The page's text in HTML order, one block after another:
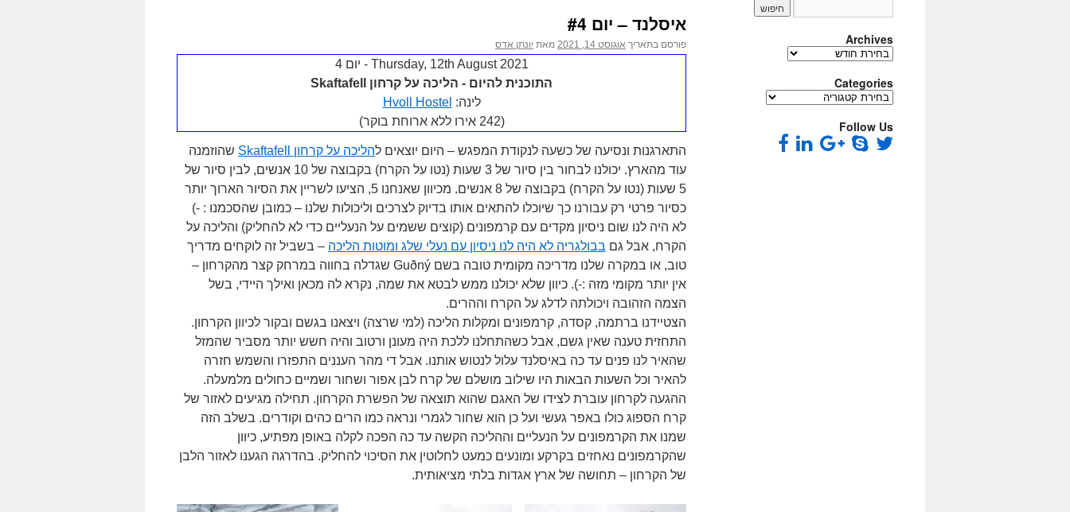
איסלנד – יום #4
פורסם בתאריך אוגוסט 14, 2021 מאת יונתן אדס
Thursday, 12th August 2021 - יום 4
התוכנית להיום - הליכה על קרחון Skaftafell
לינה: Hvoll Hostel
(242 אירו ללא ארוחת בוקר)
התארגנות ונסיעה של כשעה לנקודת המפגש – היום יוצאים להליכה על קרחון Skaftafell
שהוזמנה
עוד מהארץ. יכולנו לבחור בין סיור של 3 שעות (נטו על הקרח) בקבוצה של 10 אנשים, לבין סיור של
5 שעות (נטו על הקרח) בקבוצה של 8 אנשים. מכיוון שאנחנו 5, הציעו לשריין את הסיור הארוך יותר
כסיור פרטי רק עבורנו כך שיוכלו להתאים אותו בדיוק לצרכים וליכולות שלנו – כמובן שהסכמנו : -)
לא היה לנו שום ניסיון מקדים עם קרמפונים (קוצים ששמים על הנעליים כדי לא להחליק) והליכה על
הקרח, אבל גם בבולגריה לא היה לנו ניסיון עם נעלי שלג ומוטות הליכה – בשביל זה לוקחים מדריך
טוב, או במקרה שלנו מדריכה מקומית טובה בשם Guðný שגדלה בחווה במרחק קצר מהקרחון –
אין יותר מקומי מזה :-). כיוון שלא יכולנו ממש לבטא את שמה, נקרא לה מכאן ואילך היידי, בשל
הצמה הזהובה ויכולתה לדלג על הקרח וההרים.
הצטיידנו ברתמה, קסדה, קרמפונים ומקלות הליכה (למי שרצה) ויצאנו בגשם ובקור לכיוון הקרחון.
התחזית טענה שאין גשם, אבל כשהתחלנו ללכת היה מעונן ורטוב והיה חשש יותר מסביר שהמזל
שהאיר לנו פנים עד כה באיסלנד עלול לנטוש אותנו. אבל די מהר העננים התפזרו והשמש חזרה
להאיר וכל השעות הבאות היו שילוב מושלם של קרח לבן אפור ושחור ושמיים כחולים מלמעלה.
ההגעה לקרחון עוברת לצידו של האגם שהוא תוצאה של הפשרת הקרחון. תחילה מגיעים לאזור של
קרח הספוג כולו באפר געשי ועל כן הוא שחור לגמרי ונראה כמו הרים כהים וקודרים. בשלב הזה
שמנו את הקרמפונים על הנעליים וההליכה הקשה עד כה הפכה לקלה באופן מפתיע, כיוון
שהקרמפונים נאחזים בקרקע ומונעים כמעט לחלוטין את הסיכוי להחליק. בהדרגה הגענו לאזור הלבן
של הקרחון – תחושה של ארץ אגדות בלתי מציאותית.
Archives
Archives
Categories
Categories
Follow Us